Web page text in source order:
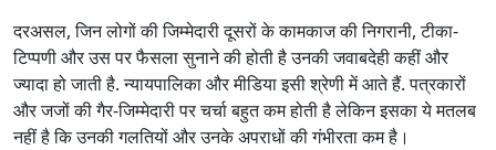
दरअसल, जिन लोगों की जिम्मेदारी दूसरों के कामकाज की निगरानी, टीका-
टिप्पणी और उस पर फैसला सुनाने की होती है उनकी जवाबदेही कहीं और
ज्यादा हो जाती है. न्यायपालिका और मीडिया इसी श्रेणी में आते हैं. पत्रकारों
और जजों की गैर-जिम्मेदारी पर चर्चा बहुत कम होती है लेकिन इसका ये मतलब
नहीं है कि उनकी गलतियों और उनके अपराधों की गंभीरता कम है।